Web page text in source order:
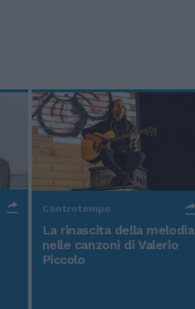
Controtempo
La rinascita della melodia
nelle canzoni di Valerio
Piccolo